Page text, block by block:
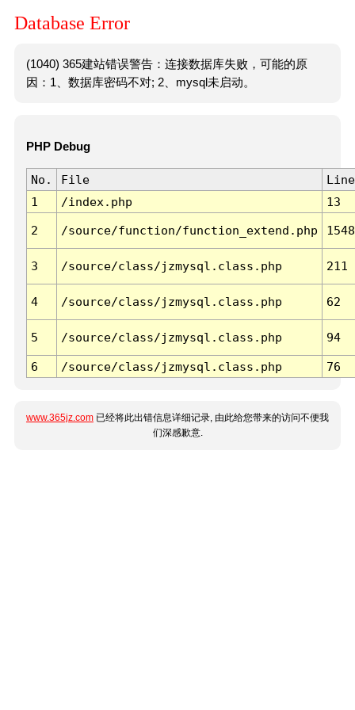
Database Error
(1040) 365建站错误警告：连接数据库失败，可能的原
因：1、数据库密码不对; 2、mysql未启动。
PHP Debug
No. File
Line
1
/index.php 13
2 /source/function/function_extend.php 1548
3 /source/class/jzmysql.class.php 211
4 /source/class/jzmysql.class.php 62
5 /source/class/jzmysql.class.php 94
6 /source/class/jzmysql.class.php 76
www.365jz.com 已经将此出错信息详细记录, 由此给您带来的访问不便我
们深感歉意.